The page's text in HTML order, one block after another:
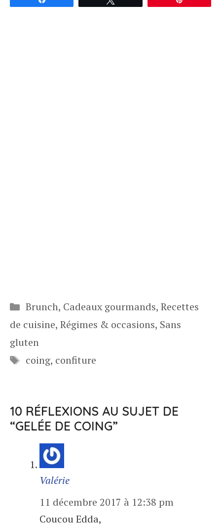
Catégories
Brunch, Cadeaux gourmands, Recettes
de cuisine, Régimes & occasions, Sans
gluten
Étiquettes
coing, confiture
10 RÉFLEXIONS AU SUJET DE
“GELÉE DE COING”
Valérie
11 décembre 2017 à 12:38 pm
Coucou Edda,